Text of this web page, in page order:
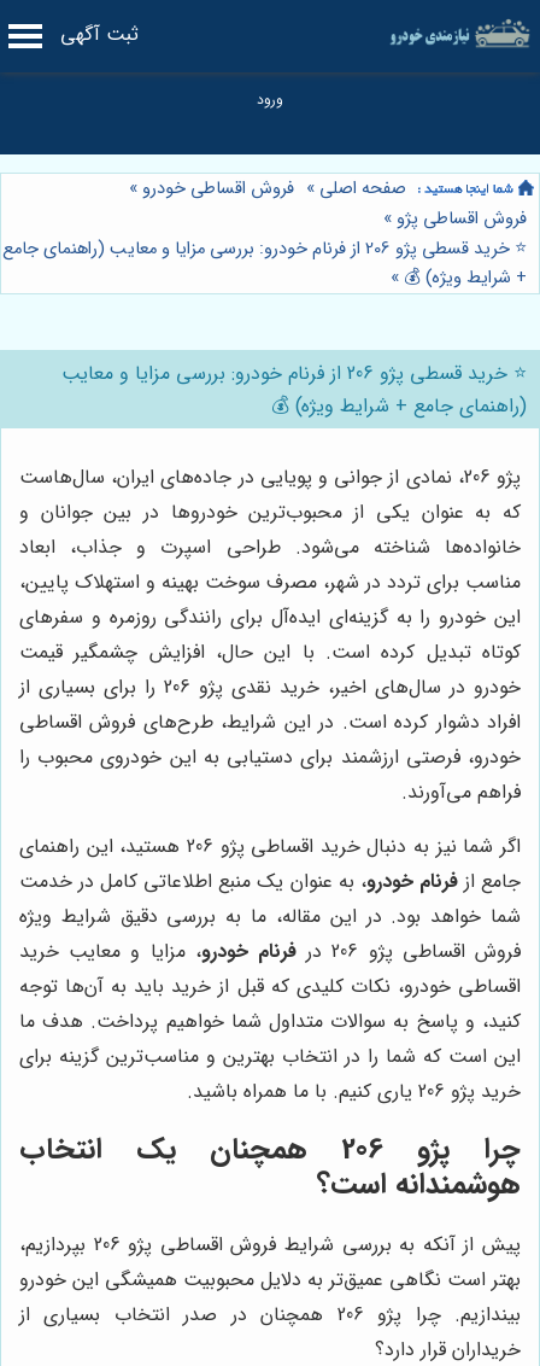
ثبت آگهی
صفحه اصلی » فروش اقساطی خودرو »
فروش اقساطی پژو »
⭐️ خرید قسطی پژو 206 از فرنام خودرو: بررسی مزایا و معایب (راهنمای جامع
+ شرایط ویژه) 💰 »
⭐️ خرید قسطی پژو 206 از فرنام خودرو: بررسی مزایا و معایب
(راهنمای جامع + شرایط ویژه) 💰
پژو 206، نمادی از جوانی و پویایی در جاده‌های ایران، سال‌هاست
که به عنوان یکی از محبوب‌ترین خودروها در بین جوانان و
خانواده‌ها شناخته می‌شود. طراحی اسپرت و جذاب، ابعاد
مناسب برای تردد در شهر، مصرف سوخت بهینه و استهلاک پایین،
این خودرو را به گزینه‌ای ایده‌آل برای رانندگی روزمره و سفرهای
کوتاه تبدیل کرده است. با این حال، افزایش چشمگیر قیمت
خودرو در سال‌های اخیر، خرید نقدی پژو 206 را برای بسیاری از
افراد دشوار کرده است. در این شرایط، طرح‌های فروش اقساطی
خودرو، فرصتی ارزشمند برای دستیابی به این خودروی محبوب را
فراهم می‌آورند.
اگر شما نیز به دنبال خرید اقساطی پژو 206 هستید، این راهنمای
جامع ازفرنام خودرو، به عنوان یک منبع اطلاعاتی کامل در خدمت
شما خواهد بود. در این مقاله، ما به بررسی دقیق شرایط ویژه
فروش اقساطی پژو 206 در
فرنام خودرو، مزایا و معایب خرید
اقساطی خودرو، نکات کلیدی که قبل از خرید باید به آن‌ها توجه
کنید، و پاسخ به سوالات متداول شما خواهیم پرداخت. هدف ما
این است که شما را در انتخاب بهترین و مناسب‌ترین گزینه برای
خرید پژو 206 یاری کنیم. با ما همراه باشید.
چرا پژو 206 همچنان یک انتخاب
هوشمندانه است؟
پیش از آنکه به بررسی شرایط فروش اقساطی پژو 206 بپردازیم،
بهتر است نگاهی عمیق‌تر به دلایل محبوبیت همیشگی این خودرو
بیندازیم. چرا پژو 206 همچنان در صدر انتخاب بسیاری از
خریداران قرار دارد؟